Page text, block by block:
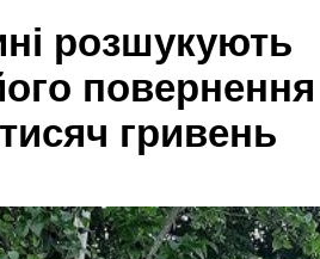
розшукують
повернення
гривень